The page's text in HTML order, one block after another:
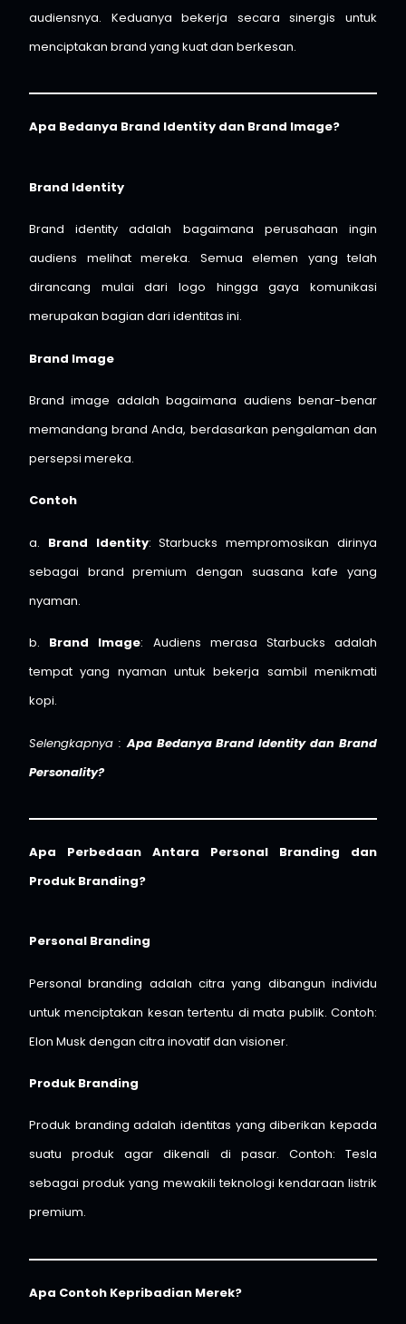
audiensnya. Keduanya bekerja secara sinergis untuk
menciptakan brand yang kuat dan berkesan.
Apa Bedanya Brand Identity dan Brand Image?
Brand Identity
Brand identity adalah bagaimana perusahaan ingin
audiens melihat mereka. Semua elemen yang telah
dirancang mulai dari logo hingga gaya komunikasi
merupakan bagian dari identitas ini.
Brand Image
Brand image adalah bagaimana audiens benar-benar
memandang brand Anda, berdasarkan pengalaman dan
persepsi mereka.
Contoh
a. Brand Identity: Starbucks mempromosikan dirinya
sebagai brand premium dengan suasana kafe yang
nyaman.
b. Brand Image: Audiens merasa Starbucks adalah
tempat yang nyaman untuk bekerja sambil menikmati
kopi.
Selengkapnya :Apa Bedanya Brand Identity dan Brand
Personality?
Apa Perbedaan Antara Personal Branding dan
Produk Branding?
Personal Branding
Personal branding adalah citra yang dibangun individu
untuk menciptakan kesan tertentu di mata publik. Contoh:
Elon Musk dengan citra inovatif dan visioner.
Produk Branding
Produk branding adalah identitas yang diberikan kepada
suatu produk agar dikenali di pasar. Contoh: Tesla
sebagai produk yang mewakili teknologi kendaraan listrik
premium.
Apa Contoh Kepribadian Merek?